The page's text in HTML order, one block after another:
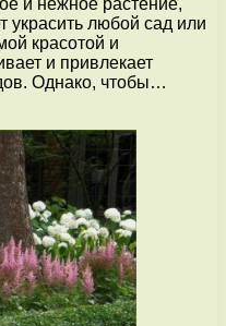
украсить любой сад или
красотой и
и привлекает
Однако, чтобы…